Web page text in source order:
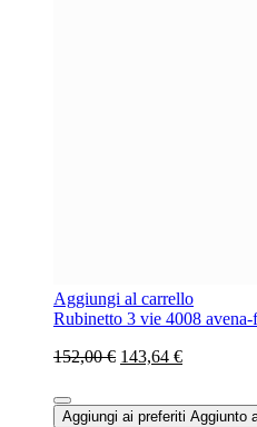
Aggiungi al carrello
Rubinetto 3 vie 4008
152,00 € 143,64 €
Aggiungi ai preferiti Aggiunto